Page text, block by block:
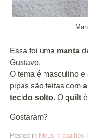
Essa foi uma manta
Gustavo.
O tema é masculino e
pipas são feitas com
tecido solto. O quilt
Gostaram?
Posted in Meus Trabalhos |